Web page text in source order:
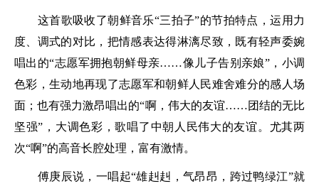
这首歌吸收了朝鲜音乐“三拍子”的节拍特点，运用力
度、调式的对比，把情感表达得淋漓尽致，既有轻声委婉
唱出的“志愿军拥抱朝鲜母亲……像儿子告别亲娘”，小调
色彩，生动地再现了志愿军和朝鲜人民难舍难分的感人场
面；也有强力激昂唱出的“啊，伟大的友谊……团结的无比
坚强”，大调色彩，歌唱了中朝人民伟大的友谊。尤其两
次“啊”的高音长腔处理，富有激情。
傅庚辰说，一唱起“雄赳赳，气昂昂，跨过鸭绿江”就